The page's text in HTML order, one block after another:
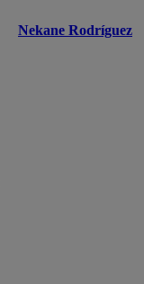
Nekane Rodríguez